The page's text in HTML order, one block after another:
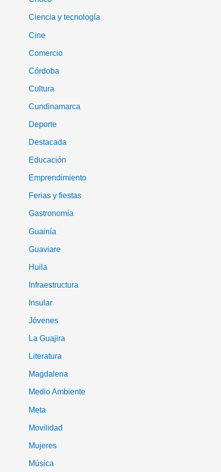
Ciencia y tecnología
Cine
Comercio
Córdoba
Cultura
Cundinamarca
Deporte
Destacada
Educación
Emprendimiento
Ferias y fiestas
Gastronomía
Guainía
Guaviare
Huila
Infraestructura
Insular
Jóvenes
La Guajira
Literatura
Magdalena
Medio Ambiente
Meta
Movilidad
Mujeres
Música